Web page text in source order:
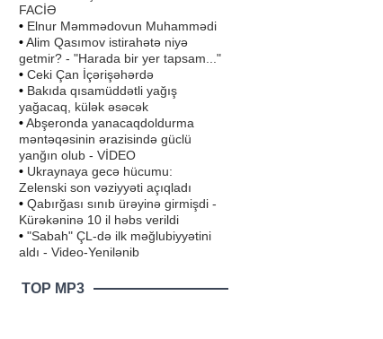
FACİƏ
• Elnur Məmmədovun Muhammədi
•Alim Qasımov istirahətə niyə
getmir? - "Harada bir yer tapsam..."
• Ceki Çan İçərişəhərdə
• Bakıda qısamüddətli yağış
yağacaq, külək əsəcək
•Abşeronda yanacaqdoldurma
məntəqəsinin ərazisində güclü
yanğın olub - VİDEO
• Ukraynaya gecə hücumu:
Zelenski son vəziyyəti açıqladı
• Qabırğası sınıb ürəyinə girmişdi -
Kürəkəninə 10 il həbs verildi
• "Sabah" ÇL-də ilk məğlubiyyətini
aldı - Video-Yenilənib
TOP MP3